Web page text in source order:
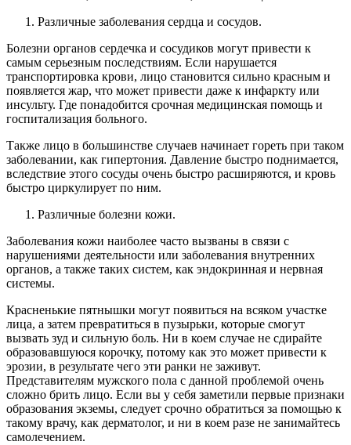
Различные заболевания сердца и сосудов.
Болезни органов сердечка и сосудиков могут привести к
самым серьезным последствиям. Если нарушается
транспортировка крови, лицо становится сильно красным и
появляется жар, что может привести даже к инфаркту или
инсульту. Где понадобится срочная медицинская помощь и
госпитализация больного.
Также лицо в большинстве случаев начинает гореть при таком
заболевании, как гипертония. Давление быстро поднимается,
вследствие этого сосуды очень быстро расширяются, и кровь
быстро циркулирует по ним.
Различные болезни кожи.
Заболевания кожи наиболее часто вызваны в связи с
нарушениями деятельности или заболевания внутренних
органов, а также таких систем, как эндокринная и нервная
системы.
Красненькие пятнышки могут появиться на всяком участке
лица, а затем превратиться в пузырьки, которые смогут
вызвать зуд и сильную боль. Ни в коем случае не сдирайте
образовавшуюся корочку, потому как это может привести к
эрозии, в результате чего эти ранки не заживут.
Представителям мужского пола с данной проблемой очень
сложно брить лицо. Если вы у себя заметили первые признаки
образования экземы, следует срочно обратиться за помощью к
такому врачу, как дерматолог, и ни в коем разе не занимайтесь
самолечением.